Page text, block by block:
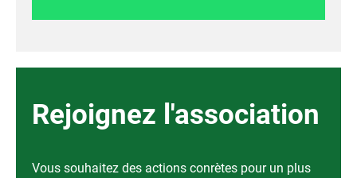
Rejoignez l'association
Vous souhaitez des actions conrètes pour un plus